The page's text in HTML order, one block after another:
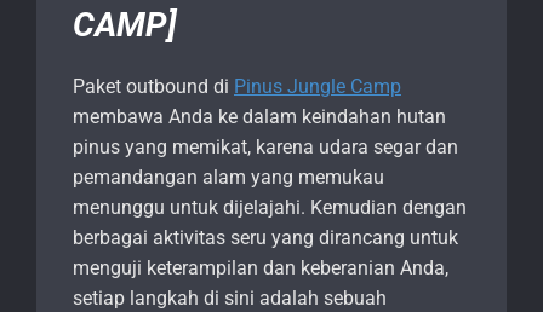
CAMP]
Paket outbound di Pinus Jungle Camp
membawa Anda ke dalam keindahan hutan
pinus yang memikat, karena udara segar dan
pemandangan alam yang memukau
menunggu untuk dijelajahi. Kemudian dengan
berbagai aktivitas seru yang dirancang untuk
menguji keterampilan dan keberanian Anda,
setiap langkah di sini adalah sebuah